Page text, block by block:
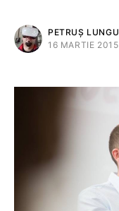
PETRUȘ LUNGU
16 MARTIE 2015